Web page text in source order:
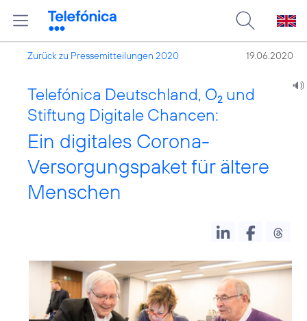
Zurück zu Pressemitteilungen 2020 19.06.2020
Telefónica Deutschland, O2 und
Stiftung Digitale Chancen:
Ein digitales Corona-
Versorgungspaket für ältere
Menschen